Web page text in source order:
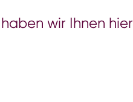
wir Ihnen hier